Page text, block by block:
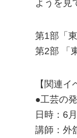
ようを見
第1部「
第2部 「
【関連イ
●工芸の
日時：6
講師：外